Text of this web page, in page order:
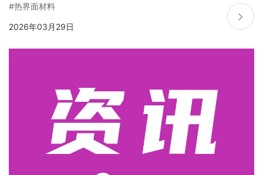
#热界面材料
2026年03月29日